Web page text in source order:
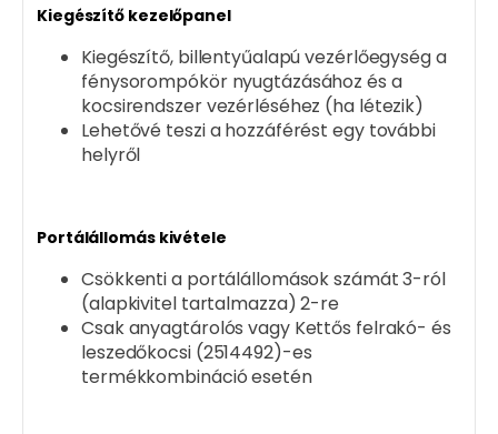
Kiegészítő kezelőpanel
Kiegészítő, billentyűalapú vezérlőegység a
fénysorompókör nyugtázásához és a
kocsirendszer vezérléséhez (ha létezik)
Lehetővé teszi a hozzáférést egy további
helyről
Portálállomás kivétele
Csökkenti a portálállomások számát 3-ról
(alapkivitel tartalmazza) 2-re
Csak anyagtárolós vagy Kettős felrakó- és
leszedőkocsi (2514492)-es
termékkombináció esetén